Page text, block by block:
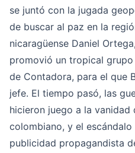
se juntó con la jugada
de buscar al paz en la
nicaragüense Daniel
promovió un tropical
de Contadora, para el que
jefe. El tiempo pasó, las
hicieron juego a la vanidad
colombiano, y el
publicidad propagandista